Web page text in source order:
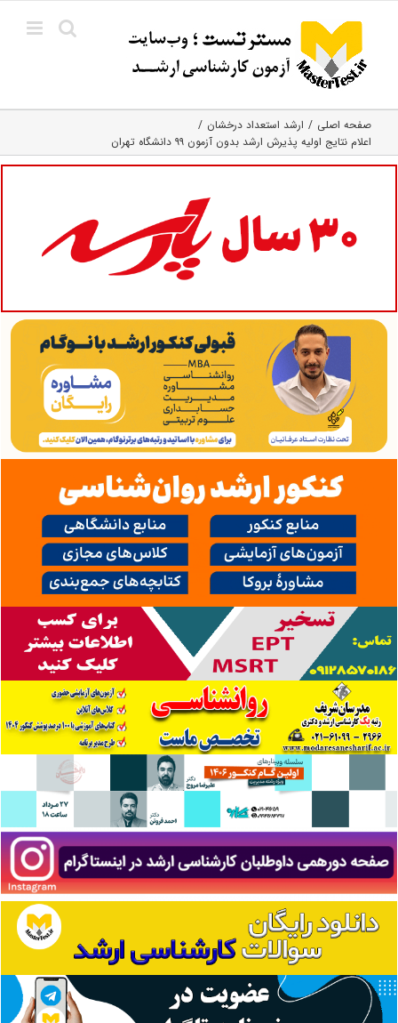
content
صفحه اصلی
ارشد استعداد درخشان
اعلام نتایج اولیه پذیرش ارشد بدون آزمون ۹۹ دانشگاه تهران